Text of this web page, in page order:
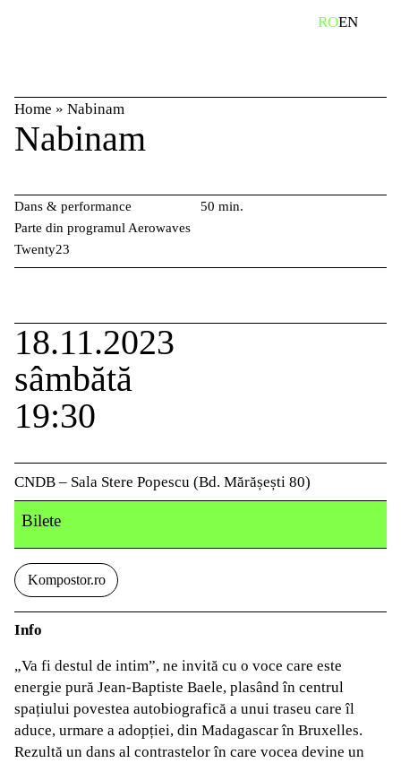
ROEN
Home » Nabinam
Nabinam
Dans & performance
Parte din programul Aerowaves
Twenty23
50 min.
18.11.2023
sâmbătă
19:30
CNDB – Sala Stere Popescu (Bd. Mărășești 80)
Bilete
Kompostor.ro
Info
„Va fi destul de intim”, ne invită cu o voce care este
energie pură Jean-Baptiste Baele, plasând în centrul
spațiului povestea autobiografică a unui traseu care îl
aduce, urmare a adopției, din Madagascar în Bruxelles.
Rezultă un dans al contrastelor ​în care vocea devine un